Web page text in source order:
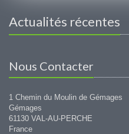
Actualités récentes
Nous Contacter
1 Chemin du Moulin de Gémages
Gémages
61130 VAL-AU-PERCHE
France